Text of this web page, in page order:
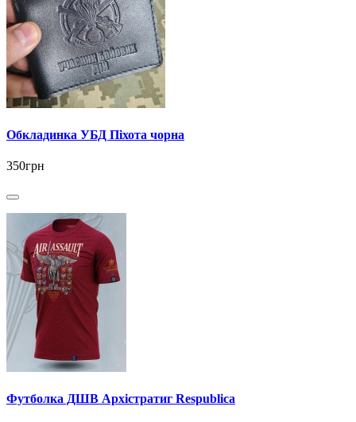
Обкладинка УБД Піхота чорна
350грн
Футболка ДШВ Архістратиг Respublica